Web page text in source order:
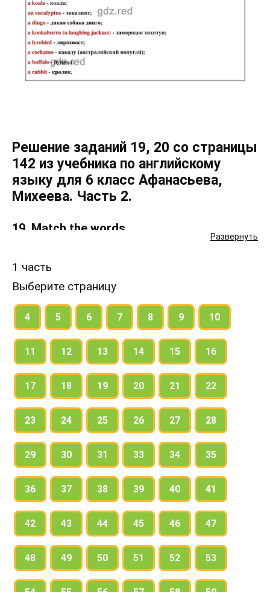
Развернуть
Решение заданий 19, 20 со страницы
142 из учебника по английскому
языку для 6 класс Афанасьева,
Михеева. Часть 2.
19. Match the words.
20. Listen to the tape, 74, and learn to read
the names of these animals and plants
1 часть
Выберите страницу
4 5 6 7 8 9 10
11 12 13 14 15 16
17 18 19 20 21 22
23 24 25 26 27 28
29 30 31 33 34 35
36 37 38 39 40 41
42 43 44 45 46 47
48 49 50 51 52 53